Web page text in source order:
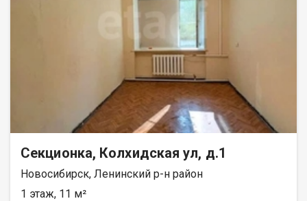
Секционка, Колхидская ул, д.1
Новосибирск, Ленинский р-н район
1 этаж, 11 м²